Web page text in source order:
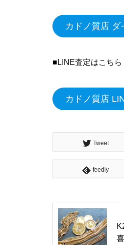
カドノ質店 ダ
■LINE査定はこちら
カドノ質店
Tweet
feedly